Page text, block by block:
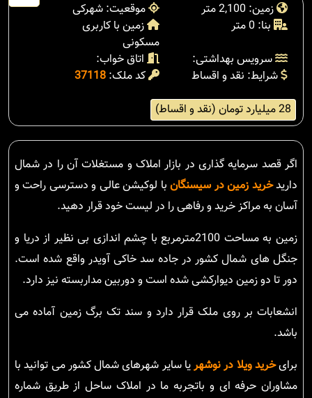
زمین: 2,100 متر
موقعیت: شهرکی
بنا: 0 متر
زمین با کاربری
مسکونی
سرویس بهداشتی:
اتاق خواب:
شرایط: نقد و اقساط
کد ملک: 37118
28 میلیارد تومان (نقد و اقساط)
اگر قصد سرمایه گذاری در بازار املاک و مستغلات آن را در شمال
داریدخرید زمین در سیسنگانبا لوکیشن عالی و دسترسی راحت و
آسان به مراکز خرید و رفاهی را در لیست خود قرار دهید.
زمین به مساحت 2100مترمربع با چشم اندازی بی نظیر از دریا و
جنگل های شمال کشور در جاده سد خاکی آویدر واقع شده است.
دور تا دو زمین دیوارکشی شده است و دوربین مداربسته نیز دارد.
انشعابات بر روی ملک قرار دارد و سند تک برگ زمین آماده می
باشد.
برایخرید ویلا در نوشهریا سایر شهرهای شمال کشور می توانید با
مشاوران حرفه ای و باتجربه ما در املاک ساحل از طریق شماره